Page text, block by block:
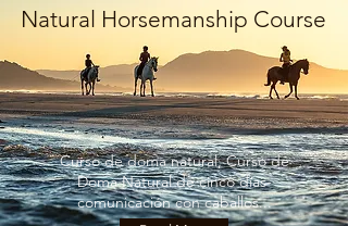
Natural Horsemanship Course
Curso de doma natural, Curso de
Doma Natural de cinco días-
comunicación con caballos...